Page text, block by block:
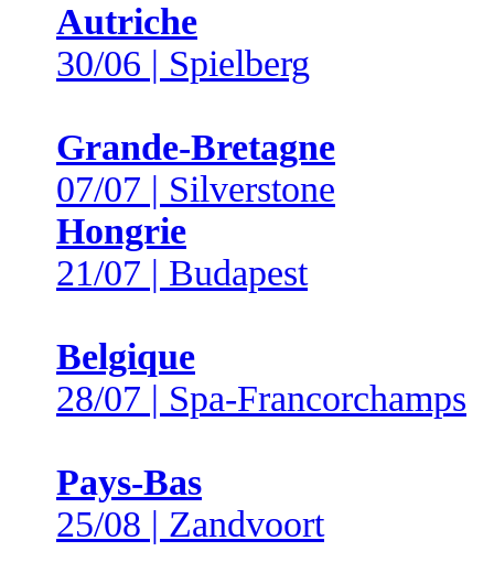
Autriche
30/06 | Spielberg
Grande-Bretagne
07/07 | Silverstone
Hongrie
21/07 | Budapest
Belgique
28/07 | Spa-Francorchamps
Pays-Bas
25/08 | Zandvoort